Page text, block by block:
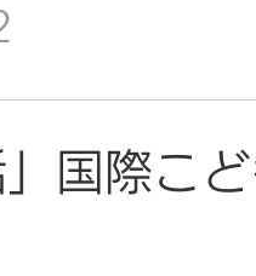
」国際こ